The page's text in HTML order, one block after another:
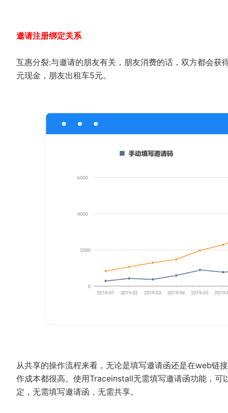
邀请注册绑定关系
互惠分裂:与邀请的朋友有关，朋友消费的话，双方都会
元现金，朋友出租车5元。
从共享的操作流程来看，无论是填写邀请函还是在web链
作成本都很高。使用Traceinstall无需填写邀请函功能，
定，无需填写邀请函，无需共享。